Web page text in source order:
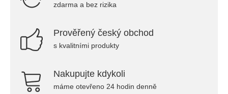
zdarma a bez rizika
Prověřený český obchod
s kvalitními produkty
Nakupujte kdykoli
máme otevřeno 24 hodin denně